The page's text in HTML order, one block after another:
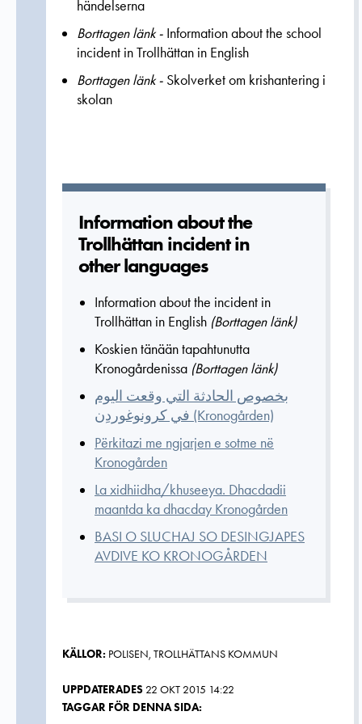
händelserna
Borttagen länk - Information about the school
incident in Trollhättan in English
Borttagen länk - Skolverket om krishantering i
skolan
Informatio­n about the
Trollhättan incident in
other languages
Information about the incident in
Trollhättan in English (Borttagen länk)
Koskien tänään tapahtunutta
Kronogårdenissa (Borttagen länk)
بخصوص الحادثة التي وقعت اليوم
في كرونوغوردِن (Kronogården)
Përkitazi me ngjarjen e sotme në
Kronogården
La xidhiidha/khuseeya. Dhacdadii
maantda ka dhacday Kronogården
BASI O SLUCHAJ SO DESINGJAPES
AVDIVE KO KRONOGÅRDEN
KÄLLOR: POLISEN, TROLLHÄTTANS KOMMUN
UPPDATERADES 22 OKT 2015 14:22
TAGGAR FÖR DENNA SIDA: